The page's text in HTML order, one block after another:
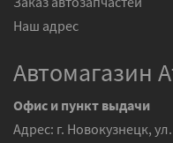
Наш адрес
Автомагазин
Офис и пункт выдачи
Адрес: г. Новокузнецк,